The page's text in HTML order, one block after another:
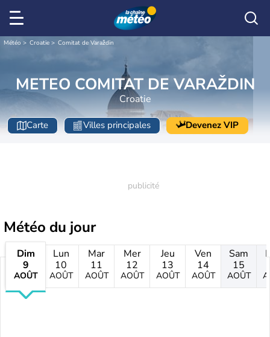
Météo Croatie Comitat de Varaždin
METEO COMITAT DE VARAŽDIN
Croatie
Carte Villes principales Devenez VIP
Météo du jour
Dim
9
AOÛT
Lun
10
AOÛT
Mar
11
AOÛT
Mer
12
AOÛT
Jeu
13
AOÛT
Ven
14
AOÛT
Sam
15
AOÛT